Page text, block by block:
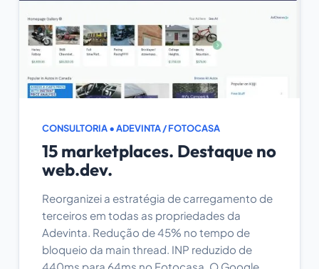
CONSULTORIA • ADEVINTA / FOTOCASA
15 marketplaces. Destaque no
web.dev.
Reorganizei a estratégia de carregamento de
terceiros em todas as propriedades da
Adevinta. Redução de 45% no tempo de
bloqueio da main thread. INP reduzido de